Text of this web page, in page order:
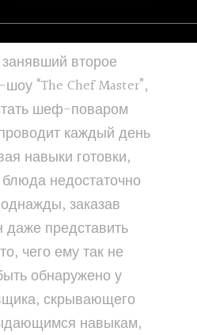
второе
“The Chef Master”,
шеф-поваром
каждый день
навыки готовки,
недостаточно
заказав
даже представить
чего ему так не
обнаружено у
скрывающего
навыкам,